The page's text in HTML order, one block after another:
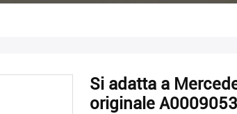
Si adatta a
originale